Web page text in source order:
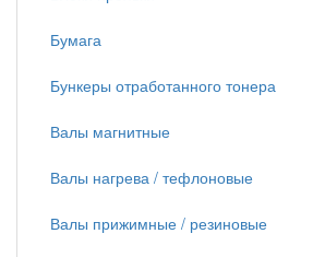
Бумага
Бункеры отработанного тонера
Валы магнитные
Валы нагрева / тефлоновые
Валы прижимные / резиновые